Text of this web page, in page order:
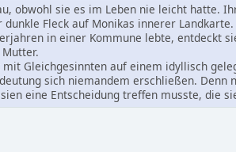
obwohl sie es im Leben nie leicht hatte.
Fleck auf Monikas innerer
in einer Kommune lebte, entdeckt
Gleichgesinnten auf einem idyllisch
sich niemandem erschließen. Denn
eine Entscheidung treffen musste, die